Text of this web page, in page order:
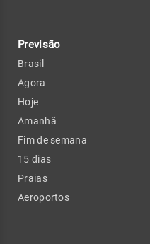
Previsão
Brasil
Agora
Hoje
Amanhã
Fim de semana
15 dias
Praias
Aeroportos